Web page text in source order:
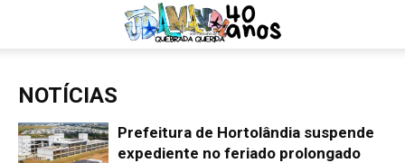
NOTÍCIAS
Prefeitura de Hortolândia suspende
expediente no feriado prolongado